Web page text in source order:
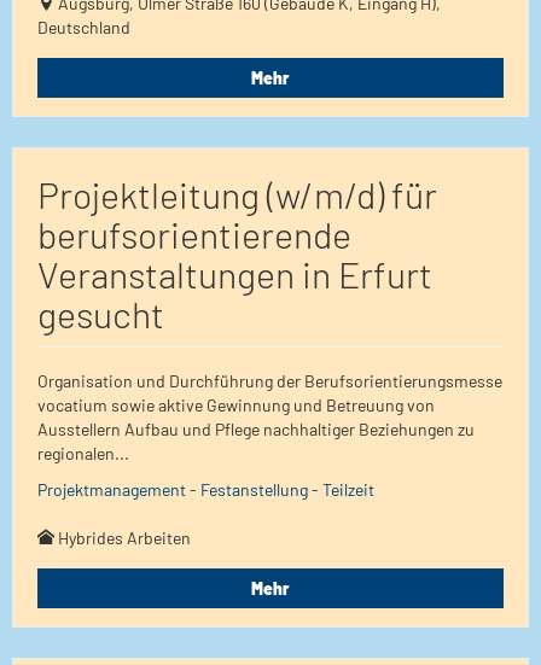
Deutschland
Mehr
Projektleitung (w/m/d) für
berufsorientierende
Veranstaltungen in Erfurt
gesucht
Organisation und Durchführung der Berufsorientierungsmesse
vocatium sowie aktive Gewinnung und Betreuung von
Ausstellern Aufbau und Pflege nachhaltiger Beziehungen zu
regionalen...
Projektmanagement - Festanstellung - Teilzeit
Hybrides Arbeiten
Mehr